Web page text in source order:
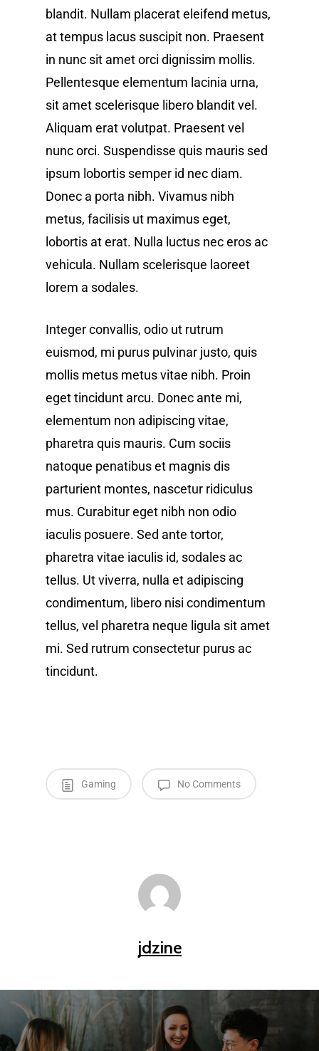
blandit. Nullam placerat eleifend metus,
at tempus lacus suscipit non. Praesent
in nunc sit amet orci dignissim mollis.
Pellentesque elementum lacinia urna,
sit amet scelerisque libero blandit vel.
Aliquam erat volutpat. Praesent vel
nunc orci. Suspendisse quis mauris sed
ipsum lobortis semper id nec diam.
Donec a porta nibh. Vivamus nibh
metus, facilisis ut maximus eget,
lobortis at erat. Nulla luctus nec eros ac
vehicula. Nullam scelerisque laoreet
lorem a sodales.
Integer convallis, odio ut rutrum
euismod, mi purus pulvinar justo, quis
mollis metus metus vitae nibh. Proin
eget tincidunt arcu. Donec ante mi,
elementum non adipiscing vitae,
pharetra quis mauris. Cum sociis
natoque penatibus et magnis dis
parturient montes, nascetur ridiculus
mus. Curabitur eget nibh non odio
iaculis posuere. Sed ante tortor,
pharetra vitae iaculis id, sodales ac
tellus. Ut viverra, nulla et adipiscing
condimentum, libero nisi condimentum
tellus, vel pharetra neque ligula sit amet
mi. Sed rutrum consectetur purus ac
tincidunt.
Gaming No Comments
jdzine